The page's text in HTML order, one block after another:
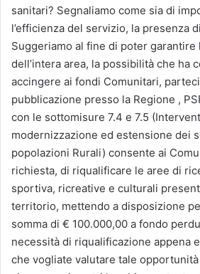
sanitari? Segnaliamo come sia di
l’efficienza del servizio, la presenza
Suggeriamo al fine di poter garantire
dell’intera area, la possibilità che ha
accingere ai fondi Comunitari,
pubblicazione presso la Regione ,
con le sottomisure 7.4 e 7.5
modernizzazione ed estensione dei
popolazioni Rurali) consente ai
richiesta, di riqualificare le aree di
sportiva, ricreative e culturali
territorio, mettendo a disposizione
somma di € 100.000,00 a fondo
necessità di riqualificazione appena
che vogliate valutare tale